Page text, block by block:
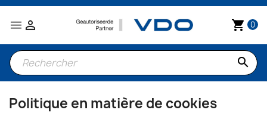
 shopping_cart 0

search
Politique en matière de cookies